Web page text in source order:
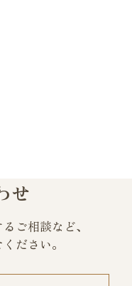
せ
ご相談など、
ださい。